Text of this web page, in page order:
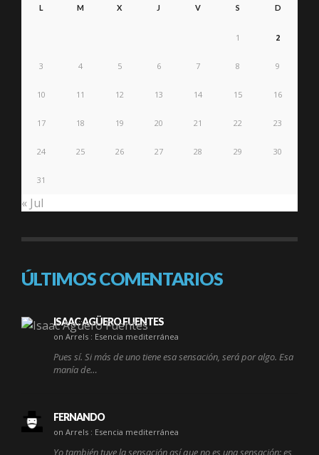
L M X J V S D
1 2
3 4 5 6 7 8 9
10 11 12 13 14 15 16
17 18 19 20 21 22 23
24 25 26 27 28 29 30
31
« Jul
ÚLTIMOS COMENTARIOS
ISAAC AGÜERO FUENTES
on Arrels : Esencia mediterránea
Pues sí. Si más de uno tiene esa sensación, será por algo. Esa
manía de…
FERNANDO
on Arrels : Esencia mediterránea
Yo también tuve la sensación así que no es una sensación: es